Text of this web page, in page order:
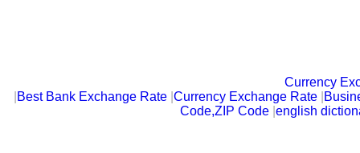
Currency
Best Bank Exchange Rate |Currency Exchange Rate
Code,ZIP Code english